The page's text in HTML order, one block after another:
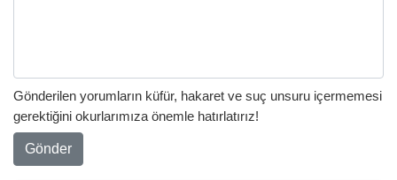
Gönderilen yorumların küfür, hakaret ve suç unsuru içermemesi
gerektiğini okurlarımıza önemle hatırlatırız!
Gönder